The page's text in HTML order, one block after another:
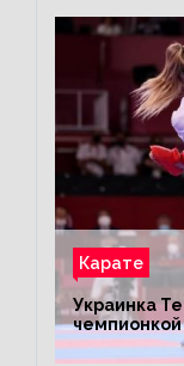
Карате
Украинка
чемпионкой